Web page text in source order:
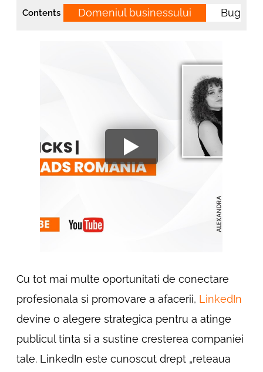
Cu tot mai multe oportunitati de conectare
profesionala si promovare a afacerii, LinkedIn
devine o alegere strategica pentru a atinge
publicul tinta si a sustine cresterea companiei
tale. LinkedIn este cunoscut drept „reteaua
Contents Domeniul businessului Bugetul